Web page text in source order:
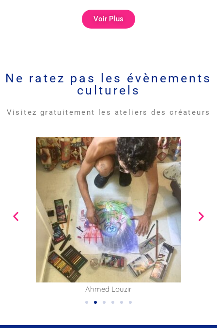
Voir Plus
Ne ratez pas les évènements
culturels
Visitez gratuitement les ateliers des créateurs
Ahmed Louzir